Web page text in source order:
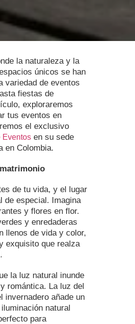
la naturaleza y la
únicos se han
variedad de eventos
fiestas de
exploraremos
tus eventos en
el exclusivo
Eventos en su sede
en Colombia.
de tu vida, y el lugar
de especial. Imagina
y flores en flor.
y enredaderas
llenos de vida y color,
exquisito que realza
la luz natural inunde
romántica. La luz del
invernadero añade un
natural
para